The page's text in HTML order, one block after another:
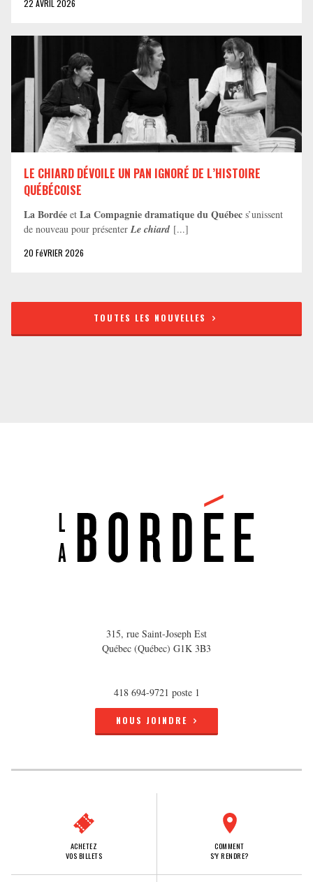
22 AVRIL 2026
LE CHIARD DÉVOILE UN PAN IGNORÉ DE L’HISTOIRE
QUÉBÉCOISE
La Bordée et La Compagnie dramatique du Québec s’unissent
de nouveau pour présenter Le chiard [...]
20 FéVRIER 2026
TOUTES LES NOUVELLES
315, rue Saint-Joseph Est
Québec (Québec) G1K 3B3
418 694-9721 poste 1
NOUS JOINDRE
ACHETEZ
VOS BILLETS
COMMENT
S'Y RENDRE?